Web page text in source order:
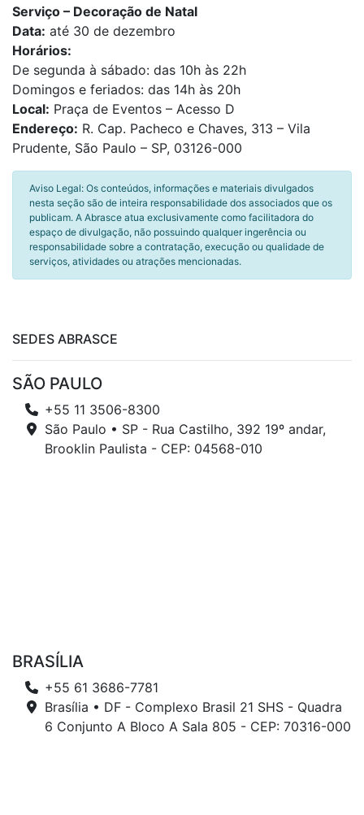
Serviço – Decoração de Natal
Data: até 30 de dezembro
Horários:
De segunda à sábado: das 10h às 22h
Domingos e feriados: das 14h às 20h
Local: Praça de Eventos – Acesso D
Endereço: R. Cap. Pacheco e Chaves, 313 – Vila
Prudente, São Paulo – SP, 03126-000
Aviso Legal: Os conteúdos, informações e materiais divulgados
nesta seção são de inteira responsabilidade dos associados que os
publicam. A Abrasce atua exclusivamente como facilitadora do
espaço de divulgação, não possuindo qualquer ingerência ou
responsabilidade sobre a contratação, execução ou qualidade de
serviços, atividades ou atrações mencionadas.
SEDES ABRASCE
SÃO PAULO
+55 11 3506-8300
São Paulo • SP - Rua Castilho, 392 19º andar,
Brooklin Paulista - CEP: 04568-010
BRASÍLIA
+55 61 3686-7781
Brasília • DF - Complexo Brasil 21 SHS - Quadra
6 Conjunto A Bloco A Sala 805 - CEP: 70316-000